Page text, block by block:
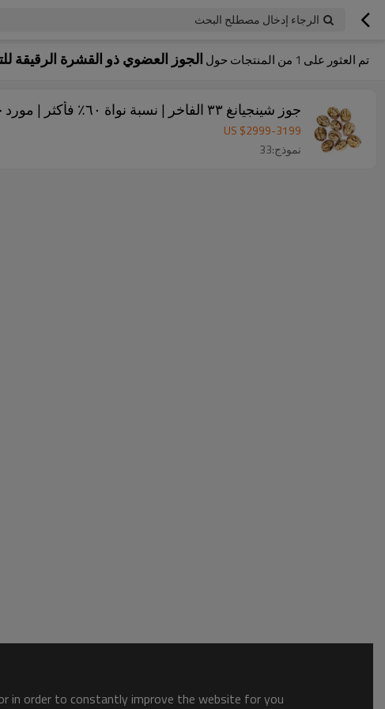
الرجاء إدخال مصطلح البحث
تم العثور على 1 من المنتجات حول الجوز العضوي ذو القشرة الرقيقة
جوز شينجيانغ ٣٣ الفاخر | نسبة نواة ٦٠٪ فأكثر | مورد جملة للمخبوزات والوجبات الخفيفة
US $2999-3199
نموذج:33
in order to constantly improve the website for you.